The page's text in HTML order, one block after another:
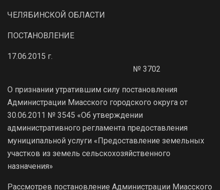
ЧЕЛЯБИНСКОЙ ОБЛАСТИ
ПОСТАНОВЛЕНИЕ
17.06.2015 г.
№ 3702
О признании утратившим силу постановления
Администрации Миасского городского округа от
30.06.2011 № 3545 «Об утверждении
административного регламента предоставления
муниципальной услуги «Предоставление земельных
участков из земель сельскохозяйственного
назначения»
Рассмотрев постановление Администрации Миасского